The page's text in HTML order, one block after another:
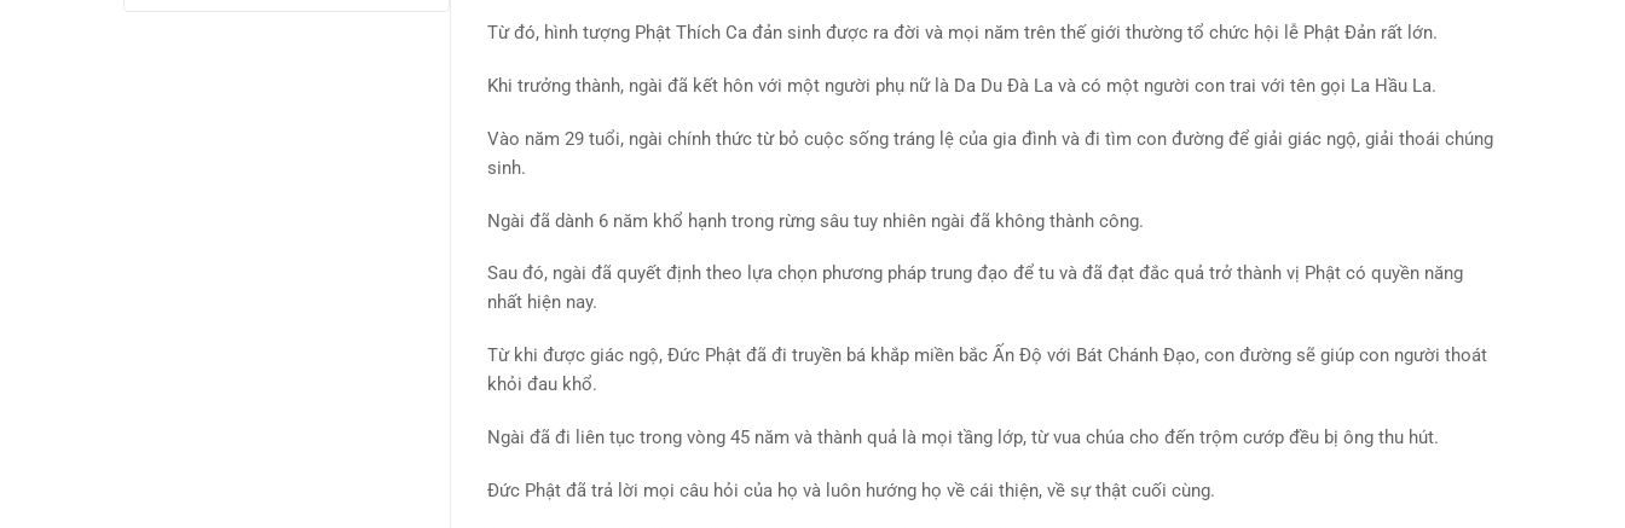
Từ đó, hình tượng Phật Thích Ca đản sinh được ra đời và mọi năm trên thế giới thường tổ chức hội lễ Phật Đản rất lớn.
Khi trưởng thành, ngài đã kết hôn với một người phụ nữ là Da Du Đà La và có một người con trai với tên gọi La Hầu La.
Vào năm 29 tuổi, ngài chính thức từ bỏ cuộc sống tráng lệ của gia đình và đi tìm con đường để giải giác ngộ, giải thoái chúng
sinh.
Ngài đã dành 6 năm khổ hạnh trong rừng sâu tuy nhiên ngài đã không thành công.
Sau đó, ngài đã quyết định theo lựa chọn phương pháp trung đạo để tu và đã đạt đắc quả trở thành vị Phật có quyền năng
nhất hiện nay.
Từ khi được giác ngộ, Đức Phật đã đi truyền bá khắp miền bắc Ấn Độ với Bát Chánh Đạo, con đường sẽ giúp con người thoát
khỏi đau khổ.
Ngài đã đi liên tục trong vòng 45 năm và thành quả là mọi tầng lớp, từ vua chúa cho đến trộm cướp đều bị ông thu hút.
Đức Phật đã trả lời mọi câu hỏi của họ và luôn hướng họ về cái thiện, về sự thật cuối cùng.